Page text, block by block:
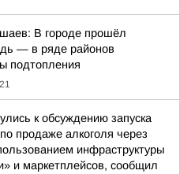
В городе прошёл
— в ряде районов
подтопления
к обсуждению запуска
продаже алкоголя через
инфраструктуры
и маркетплейсов, сообщил